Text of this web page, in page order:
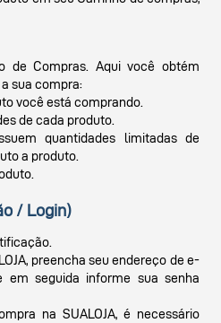
de Compras. Aqui você obtém
sua compra:
você está comprando.
de cada produto.
quantidades limitadas de
a produto.
/ Login)
preencha seu endereço de e-
seguida informe sua senha
na SUALOJA, é necessário